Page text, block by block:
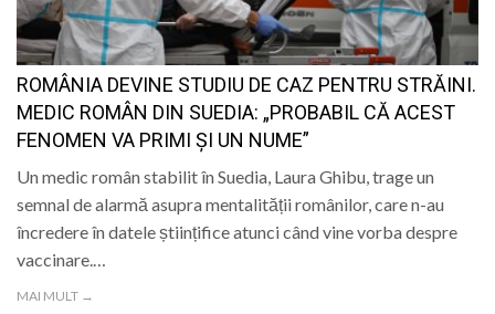
ROMÂNIA DEVINE STUDIU DE CAZ PENTRU STRĂINI.
MEDIC ROMÂN DIN SUEDIA: „PROBABIL CĂ ACEST
FENOMEN VA PRIMI ȘI UN NUME”
Un medic român stabilit în Suedia, Laura Ghibu, trage un
semnal de alarmă asupra mentalității românilor, care n-au
încredere în datele științifice atunci când vine vorba despre
vaccinare.…
MAI MULT →